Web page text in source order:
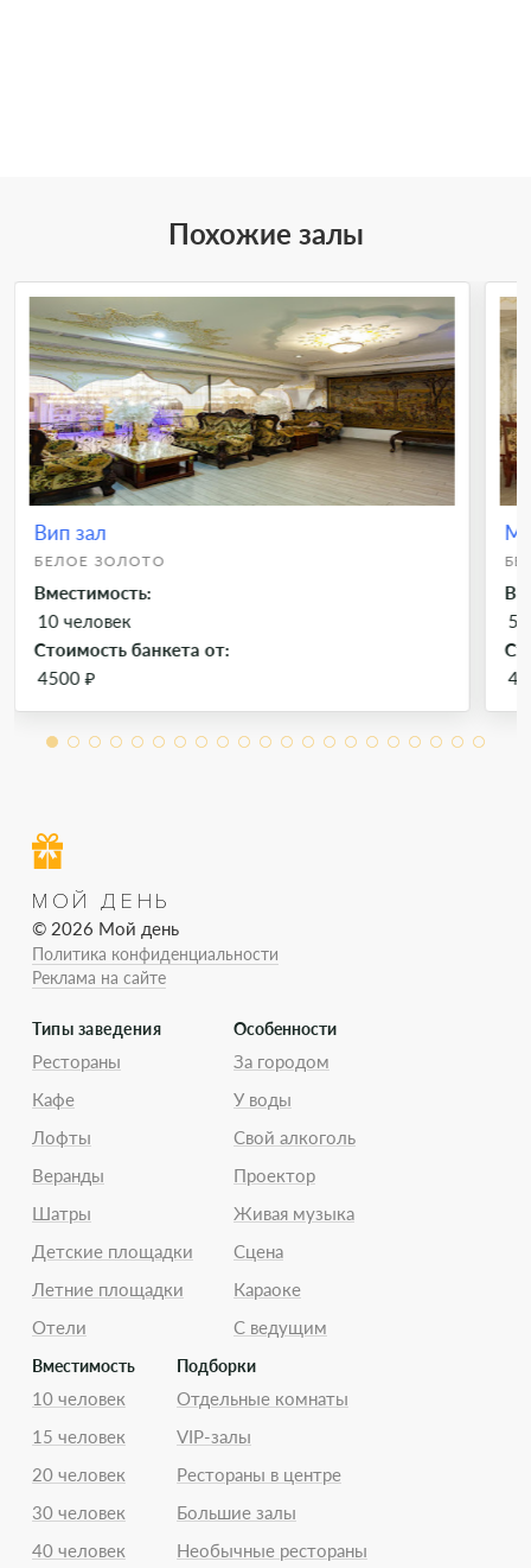
Похожие залы
Вип зал
БЕЛОЕ ЗОЛОТО
Вместимость:
10 человек
Стоимость банкета от:
4500 ₽
МОЙ ДЕНЬ
© 2026 Мой день
Политика конфиденциальности
Реклама на сайте
Типы заведения
Рестораны
Кафе
Лофты
Веранды
Шатры
Детские площадки
Летние площадки
Отели
Особенности
За городом
У воды
Свой алкоголь
Проектор
Живая музыка
Сцена
Караоке
С ведущим
Вместимость
10 человек
15 человек
20 человек
30 человек
40 человек
Подборки
Отдельные комнаты
VIP-залы
Рестораны в центре
Большие залы
Необычные рестораны